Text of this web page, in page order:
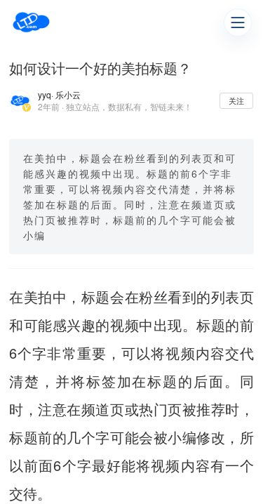
如何设计一个好的美拍标题？
yyq· 乐小云
2年前 · 独立站点，数据私有，智链未来！
关注
在美拍中，标题会在粉丝看到的列表页和可
能感兴趣的视频中出现。标题的前6个字非
常重要，可以将视频内容交代清楚，并将标
签加在标题的后面。同时，注意在频道页或
热门页被推荐时，标题前的几个字可能会被
小编
在美拍中，标题会在粉丝看到的列表页
和可能感兴趣的视频中出现。标题的前
6个字非常重要，可以将视频内容交代
清楚，并将标签加在标题的后面。同
时，注意在频道页或热门页被推荐时，
标题前的几个字可能会被小编修改，所
以前面6个字最好能将视频内容有一个
交待。